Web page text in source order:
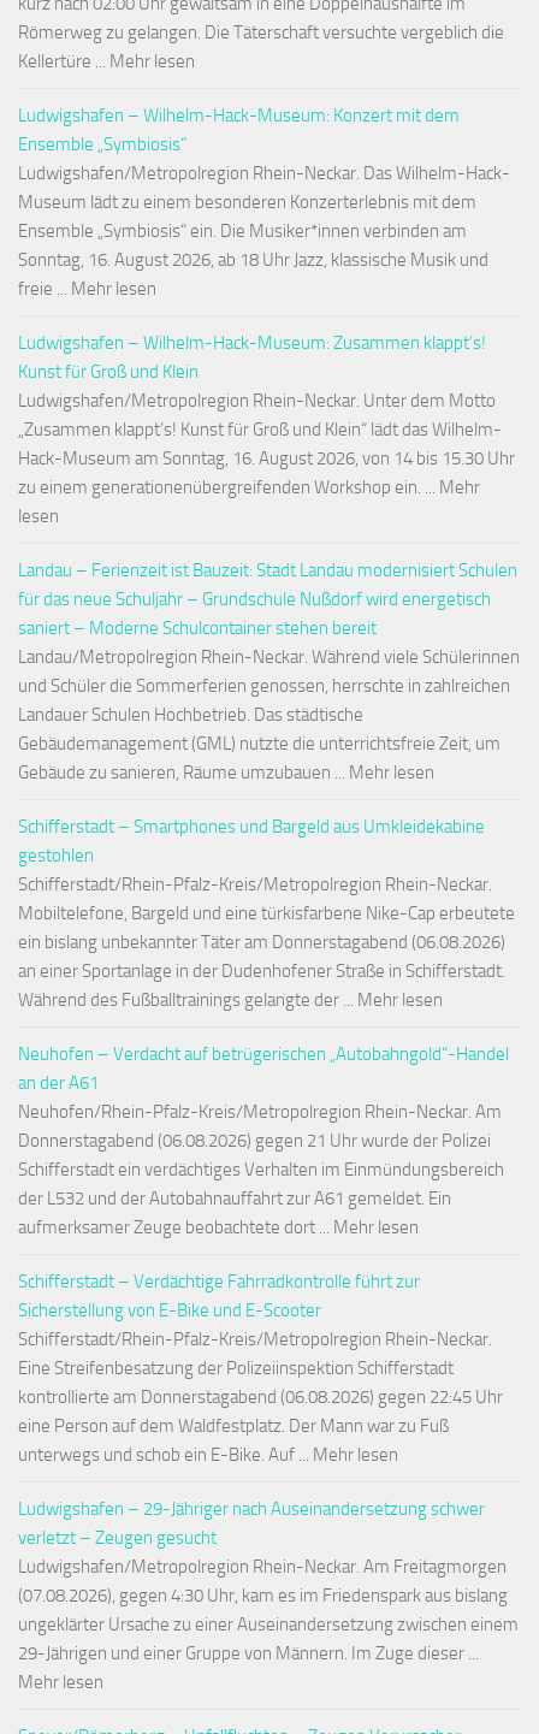
Römerweg zu gelangen. Die Täterschaft versuchte vergeblich die
Kellertüre ... Mehr lesen
Ludwigshafen – Wilhelm-Hack-Museum: Konzert mit dem
Ensemble „Symbiosis“
Ludwigshafen/Metropolregion Rhein-Neckar. Das Wilhelm-Hack-
Museum lädt zu einem besonderen Konzerterlebnis mit dem
Ensemble „Symbiosis“ ein. Die Musiker*innen verbinden am
Sonntag, 16. August 2026, ab 18 Uhr Jazz, klassische Musik und
freie ... Mehr lesen
Ludwigshafen – Wilhelm-Hack-Museum: Zusammen klappt’s!
Kunst für Groß und Klein
Ludwigshafen/Metropolregion Rhein-Neckar. Unter dem Motto
„Zusammen klappt’s! Kunst für Groß und Klein“ lädt das Wilhelm-
Hack-Museum am Sonntag, 16. August 2026, von 14 bis 15.30 Uhr
zu einem generationenübergreifenden Workshop ein. ... Mehr
lesen
Landau – Ferienzeit ist Bauzeit: Stadt Landau modernisiert Schulen
für das neue Schuljahr – Grundschule Nußdorf wird energetisch
saniert – Moderne Schulcontainer stehen bereit
Landau/Metropolregion Rhein-Neckar. Während viele Schülerinnen
und Schüler die Sommerferien genossen, herrschte in zahlreichen
Landauer Schulen Hochbetrieb. Das städtische
Gebäudemanagement (GML) nutzte die unterrichtsfreie Zeit, um
Gebäude zu sanieren, Räume umzubauen ... Mehr lesen
Schifferstadt – Smartphones und Bargeld aus Umkleidekabine
gestohlen
Schifferstadt/Rhein-Pfalz-Kreis/Metropolregion Rhein-Neckar.
Mobiltelefone, Bargeld und eine türkisfarbene Nike-Cap erbeutete
ein bislang unbekannter Täter am Donnerstagabend (06.08.2026)
an einer Sportanlage in der Dudenhofener Straße in Schifferstadt.
Während des Fußballtrainings gelangte der ... Mehr lesen
Neuhofen – Verdacht auf betrügerischen „Autobahngold“-Handel
an der A61
Neuhofen/Rhein-Pfalz-Kreis/Metropolregion Rhein-Neckar. Am
Donnerstagabend (06.08.2026) gegen 21 Uhr wurde der Polizei
Schifferstadt ein verdächtiges Verhalten im Einmündungsbereich
der L532 und der Autobahnauffahrt zur A61 gemeldet. Ein
aufmerksamer Zeuge beobachtete dort ... Mehr lesen
Schifferstadt – Verdächtige Fahrradkontrolle führt zur
Sicherstellung von E-Bike und E-Scooter
Schifferstadt/Rhein-Pfalz-Kreis/Metropolregion Rhein-Neckar.
Eine Streifenbesatzung der Polizeiinspektion Schifferstadt
kontrollierte am Donnerstagabend (06.08.2026) gegen 22:45 Uhr
eine Person auf dem Waldfestplatz. Der Mann war zu Fuß
unterwegs und schob ein E-Bike. Auf ... Mehr lesen
Ludwigshafen – 29-Jähriger nach Auseinandersetzung schwer
verletzt – Zeugen gesucht
Ludwigshafen/Metropolregion Rhein-Neckar. Am Freitagmorgen
(07.08.2026), gegen 4:30 Uhr, kam es im Friedenspark aus bislang
ungeklärter Ursache zu einer Auseinandersetzung zwischen einem
29-Jährigen und einer Gruppe von Männern. Im Zuge dieser ...
Mehr lesen